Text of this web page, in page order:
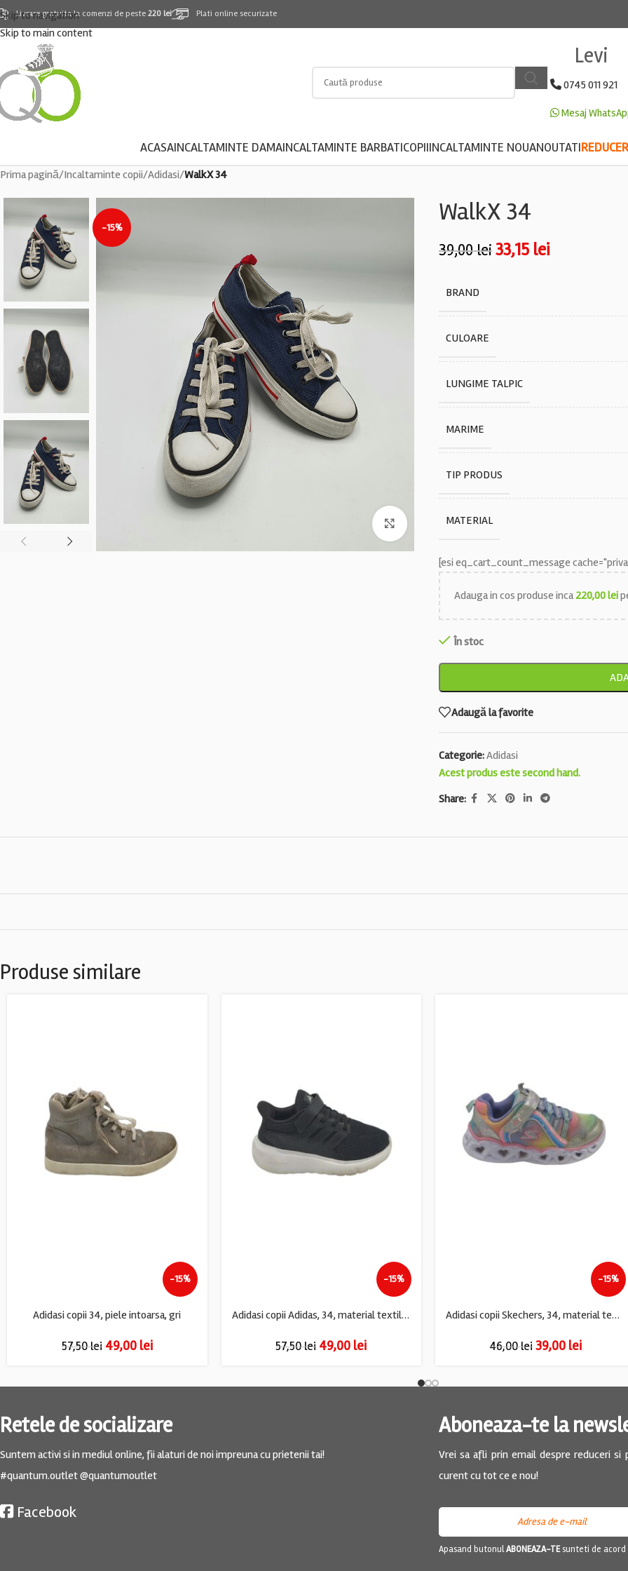
Skip to navigation
Skip to main content
Livrare gratuita la comenzi de peste 220 lei Plati online securizate
Levi
0745 011 921
Mesaj
ACASAINCALTAMINTE DAMAINCALTAMINTE BARBATICOPIIINCALTAMINTE NOUANOUTATI
Prima pagină/Incaltaminte copii/Adidasi/WalkX 34
-15%
Faceți click pentru a mări
WalkX 34
39,00lei33,15 lei
BRAND
CULOARE
LUNGIME TALPIC
MARIME
TIP PRODUS
MATERIAL
[esi eq_cart_count_message
Adauga in cos produse inca220,00lei
În stoc
Adaugă la favorite
Categorie:Adidasi
Acest produs este second hand.
Share:
Produse similare
-15%
Adidasi copii 34, piele intoarsa, gri
57,50lei 49,00 lei
-15%
Adidasi copii Adidas, 34, material textil, negru
57,50lei 49,00 lei
-15%
Adidasi copii Skechers, 34, material textil, multicolor
46,00lei 39,00 lei
Retele de socializare
Suntem activi si in mediul online, fii alaturi de noi impreuna cu prietenii tai!
#quantum.outlet @quantumoutlet
Facebook
Aboneaza-te la
Vrei sa afli prin email despre reduceri
curent cu tot ce e nou!
Apasand butonulABONEAZA-TEsunteti de acord